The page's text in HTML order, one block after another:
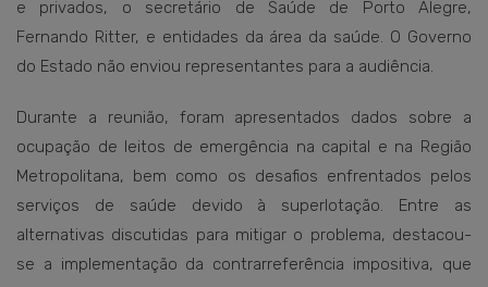
e privados, o secretário de Saúde de Porto Alegre,
Fernando Ritter, e entidades da área da saúde. O Governo
do Estado não enviou representantes para a audiência.
Durante a reunião, foram apresentados dados sobre a
ocupação de leitos de emergência na capital e na Região
Metropolitana, bem como os desafios enfrentados pelos
serviços de saúde devido à superlotação. Entre as
alternativas discutidas para mitigar o problema, destacou-
se a implementação da contrarreferência impositiva, que